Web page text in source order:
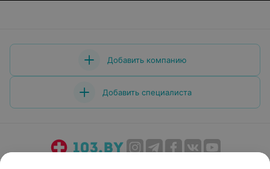
Добавить компанию
Добавить специалиста